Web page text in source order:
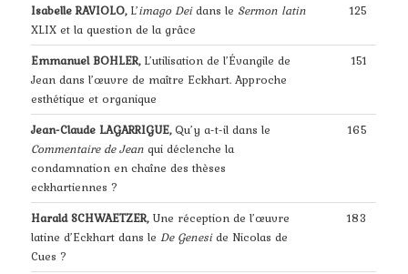
Isabelle RAVIOLO, L’imago Deidans le Sermon latin
XLIX et la question de la grâce
125
Emmanuel BOHLER, L’utilisation de l’Évangile de
Jean dans l’œuvre de maître Eckhart. Approche
esthétique et organique
151
Jean-Claude LAGARRIGUE,Qu’y a-t-il dans le
Commentaire de Jean qui déclenche la
condamnation en chaîne des thèses
eckhartiennes ?
165
Harald SCHWAETZER, Une réception de l’œuvre
latine d’Eckhart dans le De Geneside Nicolas de
Cues ?
183